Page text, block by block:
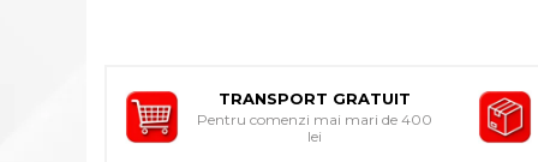
SCAUNE CU ROTILE
BASTOANE
TRANSPORT GRATUIT
Pentru comenzi mai mari de 400
lei